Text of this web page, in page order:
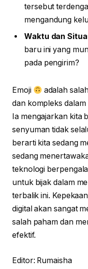
tersebut
mengandung
Waktu dan
baru ini yang
pada pengirim?
Emoji
adalah
dan kompleks
Ia mengajarkan kita
senyuman tidak
berarti kita sedang
sedang
teknologi
untuk bijak dalam
terbalik ini.
digital akan sangat
salah paham dan
efektif.
Editor: Rumaisha